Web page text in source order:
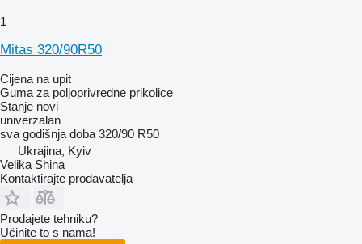
1
Mitas 320/90R50
Cijena na upit
Guma za poljoprivredne prikolice
Stanje novi
univerzalan
sva godišnja doba 320/90 R50
Ukrajina, Kyiv
Velika Shina
Kontaktirajte prodavatelja
Prodajete tehniku?
Učinite to s nama!